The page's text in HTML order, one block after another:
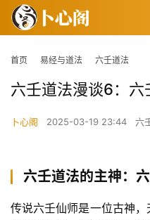
首页 易经与道法 六壬道法
六壬道法漫谈6：六
卜心阁 2025-03-19 23:44 六
六壬道法的主神：
传说六壬仙师是一位古神